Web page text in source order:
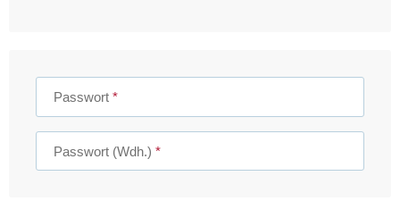
Passwort
Passwort (Wdh.)